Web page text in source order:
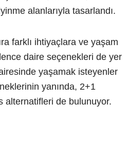
alanlarıyla tasarlandı.
farklı ihtiyaçlara ve yaşam
daire seçenekleri de yer
yaşamak isteyenler
yanında, 2+1
alternatifleri de bulunuyor.